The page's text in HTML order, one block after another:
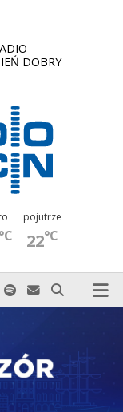
DOBRY
°C
pojutrze
22°C
nas zadzwoń
Facebook-u
na Xnas na Instagram-ie
Odwiedź nas na TikTok-u
Szukaj nas na Spotify
Wyślij do nas
Szukaj